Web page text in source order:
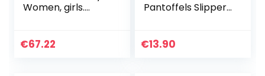
Women, girls.
€67.22
Pantoffels Slippers
Grijs Zwart 36-41
€13.90